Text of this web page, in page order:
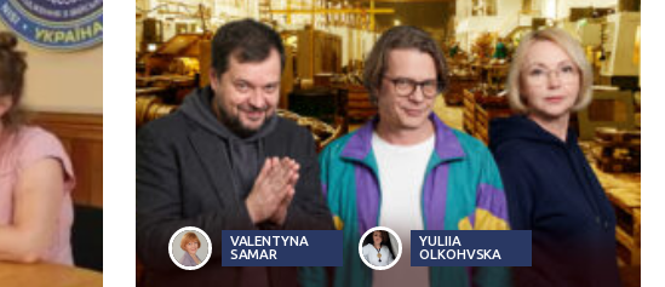
VALENTYNA
SAMAR
YULIIA
OLKOHVSKA